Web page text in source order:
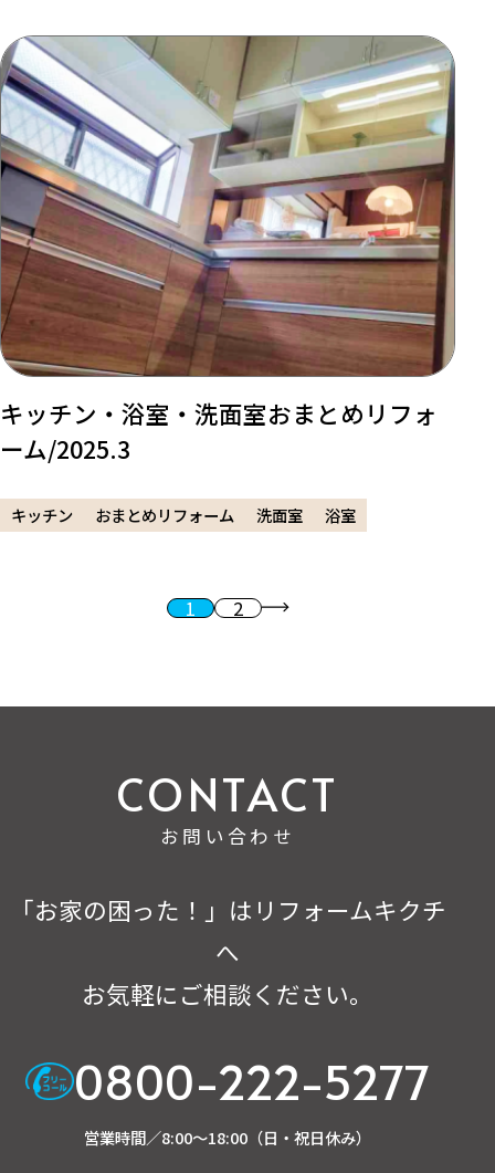
キッチン・浴室・洗面室おまとめリフォ
ーム/2025.3
キッチン おまとめリフォーム 洗面室 浴室
1 2 次へ
お問い合わせ
「お家の困った！」はリフォームキクチ
へ
お気軽にご相談ください。
0800-222-5277
営業時間／8:00～18:00（日・祝日休み）